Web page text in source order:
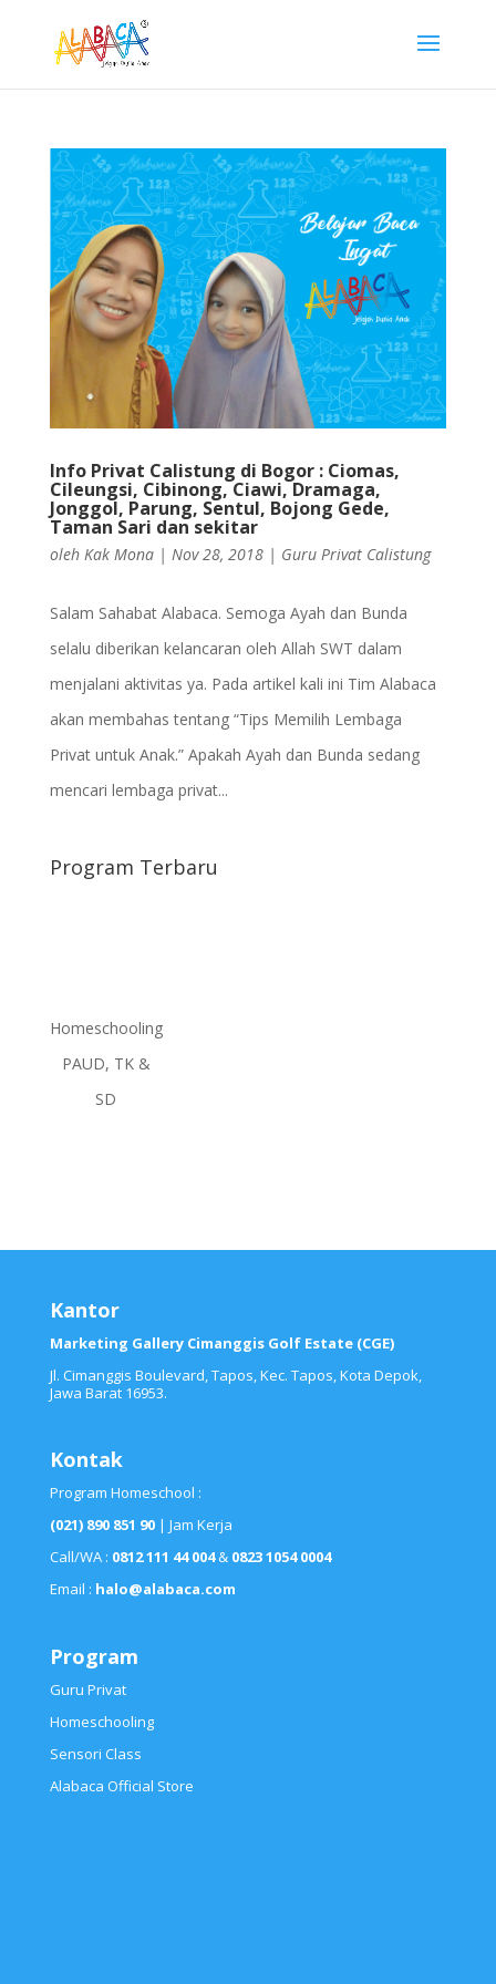
Info Privat Calistung di Bogor : Ciomas,
Cileungsi, Cibinong, Ciawi, Dramaga,
Jonggol, Parung, Sentul, Bojong Gede,
Taman Sari dan sekitar
oleh Kak Mona| Nov 28, 2018| Guru Privat Calistung
Salam Sahabat Alabaca. Semoga Ayah dan Bunda
selalu diberikan kelancaran oleh Allah SWT dalam
menjalani aktivitas ya. Pada artikel kali ini Tim Alabaca
akan membahas tentang “Tips Memilih Lembaga
Privat untuk Anak.” Apakah Ayah dan Bunda sedang
mencari lembaga privat...
Program Terbaru
Homeschooling
PAUD, TK &
SD
Kantor
Marketing Gallery Cimanggis Golf Estate (CGE)
Jl. Cimanggis Boulevard, Tapos, Kec. Tapos, Kota Depok,
Jawa Barat 16953.
Kontak
Program Homeschool :
(021) 890 851 90 | Jam Kerja
Call/WA : 0812 111 44 004&0823 1054 0004
Email : halo@alabaca.com
Program
Guru Privat
Homeschooling
Sensori Class
Alabaca Official Store